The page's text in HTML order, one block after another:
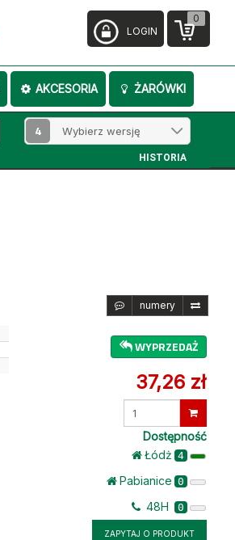
AKCESORIA ŻARÓWKI
0
LOGIN
4
HISTORIA
numery
WYPRZEDAŻ
37,26 zł
Dostępność
Łódż 4
Pabianice 0
48H 0
ZAPYTAJ O PRODUKT